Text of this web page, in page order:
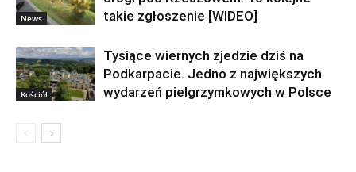
News
takie zgłoszenie [WIDEO]
Kościół
Tysiące wiernych zjedzie dziś na
Podkarpacie. Jedno z największych
wydarzeń pielgrzymkowych w Polsce